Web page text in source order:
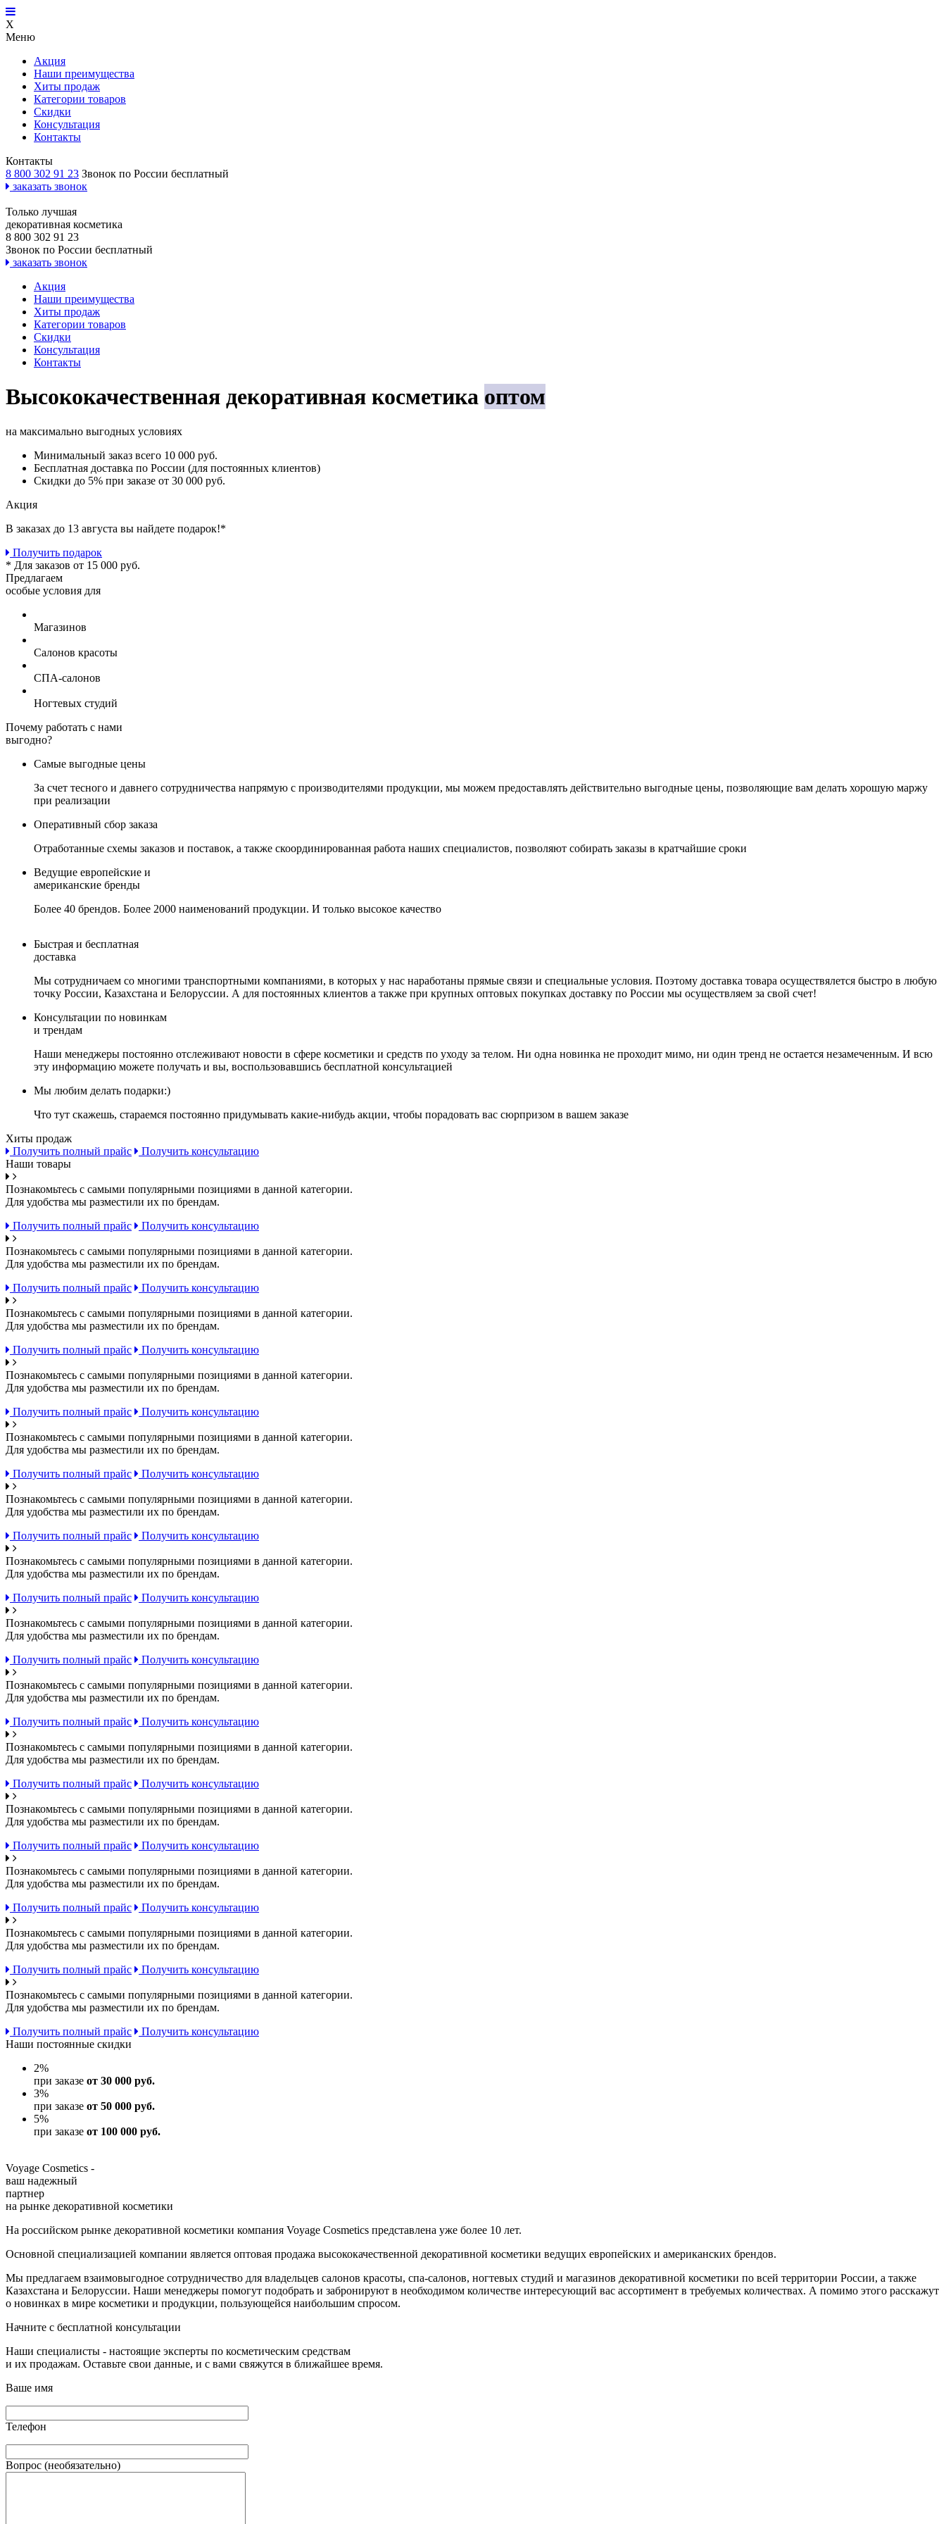
X
Меню
Акция
Наши преимущества
Хиты продаж
Категории товаров
Скидки
Консультация
Контакты
Контакты
8 800 302 91 23 Звонок по России бесплатный
заказать звонок
Только лучшая
декоративная косметика
8 800 302 91 23
Звонок по России бесплатный
заказать звонок
Акция
Наши преимущества
Хиты продаж
Категории товаров
Скидки
Консультация
Контакты
Высококачественная декоративная косметика оптом
на максимально выгодных условиях
Минимальный заказ всего 10 000 руб.
Бесплатная доставка по России (для постоянных клиентов)
Скидки до 5% при заказе от 30 000 руб.
Акция
В заказах до 13 августа вы найдете подарок!*
Получить подарок
* Для заказов от 15 000 руб.
Предлагаем
особые условия для
Магазинов
Салонов красоты
СПА-салонов
Ногтевых студий
Почему работать с нами
выгодно?
Самые выгодные цены
За счет тесного и давнего сотрудничества напрямую с производителями продукции, мы можем предоставлять действительно выгодные цены, позволяющие вам делать хорошую маржу
при реализации
Оперативный сбор заказа
Отработанные схемы заказов и поставок, а также скоординированная работа наших специалистов, позволяют собирать заказы в кратчайшие сроки
Ведущие европейские и
американские бренды
Более 40 брендов. Более 2000 наименований продукции. И только высокое качество
Быстрая и бесплатная
доставка
Мы сотрудничаем со многими транспортными компаниями, в которых у нас наработаны прямые связи и специальные условия. Поэтому доставка товара осуществялется быстро в любую
точку России, Казахстана и Белоруссии. А для постоянных клиентов а также при крупных оптовых покупках доставку по России мы осуществляем за свой счет!
Консультации по новинкам
и трендам
Наши менеджеры постоянно отслеживают новости в сфере косметики и средств по уходу за телом. Ни одна новинка не проходит мимо, ни один тренд не остается незамеченным. И всю
эту информацию можете получать и вы, воспользовавшись бесплатной консультацией
Мы любим делать подарки:)
Что тут скажешь, стараемся постоянно придумывать какие-нибудь акции, чтобы порадовать вас сюрпризом в вашем заказе
Хиты продаж
Получить полный прайс
Получить консультацию
Наши товары
Познакомьтесь с самыми популярными позициями в данной категории.
Для удобства мы разместили их по брендам.
Получить полный прайс
Получить консультацию
Познакомьтесь с самыми популярными позициями в данной категории.
Для удобства мы разместили их по брендам.
Получить полный прайс
Получить консультацию
Познакомьтесь с самыми популярными позициями в данной категории.
Для удобства мы разместили их по брендам.
Получить полный прайс
Получить консультацию
Познакомьтесь с самыми популярными позициями в данной категории.
Для удобства мы разместили их по брендам.
Получить полный прайс
Получить консультацию
Познакомьтесь с самыми популярными позициями в данной категории.
Для удобства мы разместили их по брендам.
Получить полный прайс
Получить консультацию
Познакомьтесь с самыми популярными позициями в данной категории.
Для удобства мы разместили их по брендам.
Получить полный прайс
Получить консультацию
Познакомьтесь с самыми популярными позициями в данной категории.
Для удобства мы разместили их по брендам.
Получить полный прайс
Получить консультацию
Познакомьтесь с самыми популярными позициями в данной категории.
Для удобства мы разместили их по брендам.
Получить полный прайс
Получить консультацию
Познакомьтесь с самыми популярными позициями в данной категории.
Для удобства мы разместили их по брендам.
Получить полный прайс
Получить консультацию
Познакомьтесь с самыми популярными позициями в данной категории.
Для удобства мы разместили их по брендам.
Получить полный прайс
Получить консультацию
Познакомьтесь с самыми популярными позициями в данной категории.
Для удобства мы разместили их по брендам.
Получить полный прайс
Получить консультацию
Познакомьтесь с самыми популярными позициями в данной категории.
Для удобства мы разместили их по брендам.
Получить полный прайс
Получить консультацию
Познакомьтесь с самыми популярными позициями в данной категории.
Для удобства мы разместили их по брендам.
Получить полный прайс
Получить консультацию
Познакомьтесь с самыми популярными позициями в данной категории.
Для удобства мы разместили их по брендам.
Получить полный прайс
Получить консультацию
Наши постоянные скидки
2%
при заказе от 30 000 руб.
3%
при заказе от 50 000 руб.
5%
при заказе от 100 000 руб.
Voyage Cosmetics -
ваш надежный
партнер
на рынке декоративной косметики
На российском рынке декоративной косметики компания Voyage Cosmetics представлена уже более 10 лет.
Основной специализацией компании является оптовая продажа высококачественной декоративной косметики ведущих европейских и американских брендов.
Мы предлагаем взаимовыгодное сотрудничество для владельцев салонов красоты, спа-салонов, ногтевых студий и магазинов декоративной косметики по всей территории России, а также
Казахстана и Белоруссии. Наши менеджеры помогут подобрать и забронируют в необходимом количестве интересующий вас ассортимент в требуемых количествах. А помимо этого расскажут
о новинках в мире косметики и продукции, пользующейся наибольшим спросом.
Начните с бесплатной консультации
Наши специалисты - настоящие эксперты по косметическим средствам
и их продажам. Оставьте свои данные, и с вами свяжутся в ближайшее время.
Ваше имя
Телефон
Вопрос (необязательно)